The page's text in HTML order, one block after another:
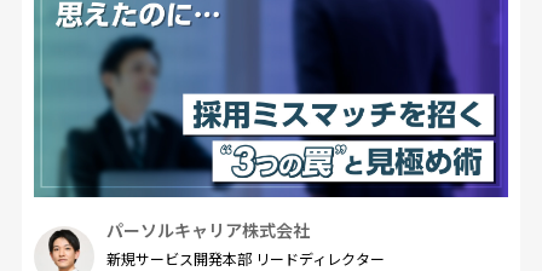
パーソルキャリア株式会社
新規サービス開発本部 リードディレクター